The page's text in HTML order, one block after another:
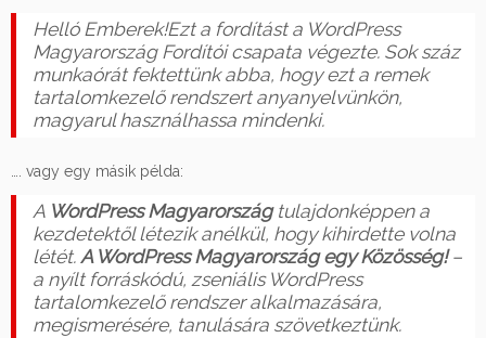
Helló Emberek!Ezt a fordítást a WordPress
Magyarország Fordítói csapata végezte. Sok száz
munkaórát fektettünk abba, hogy ezt a remek
tartalomkezelő rendszert anyanyelvünkön,
magyarul használhassa mindenki.
…. vagy egy másik példa:
A WordPress Magyarországtulajdonképpen a
kezdetektől létezik anélkül, hogy kihirdette volna
létét. A WordPress Magyarország egy Közösség!–
a nyílt forráskódú, zseniális WordPress
tartalomkezelő rendszer alkalmazására,
megismerésére, tanulására szövetkeztünk.